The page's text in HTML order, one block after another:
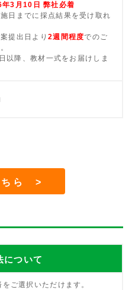
3月10日 弊社必着
日までに採点結果を受け取れ
提出日より 2週間程度でのご
降、教材一式をお届けしま
ちら >
について
ご選択いただけます。